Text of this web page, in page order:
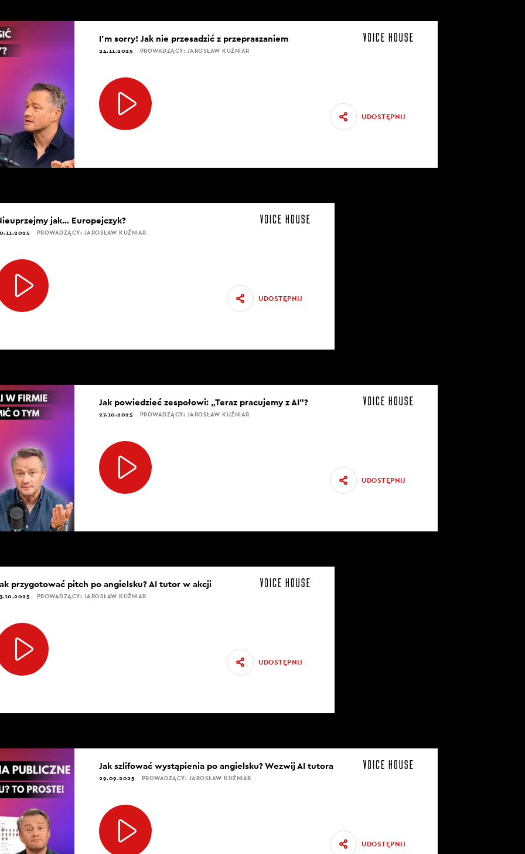
I’m sorry! Jak nie przesadzić z przepraszaniem
24.11.2025 PROWADZĄCY: JAROSŁAW KUŹNIAR
UDOSTĘPNIJ
jak… Europejczyk?
PROWADZĄCY: JAROSŁAW KUŹNIAR
UDOSTĘPNIJ
Jak powiedzieć zespołowi: „Teraz pracujemy z AI”?
27.10.2025 PROWADZĄCY: JAROSŁAW KUŹNIAR
UDOSTĘPNIJ
przygotować pitch po angielsku? AI tutor w akcji
PROWADZĄCY: JAROSŁAW KUŹNIAR
UDOSTĘPNIJ
Jak szlifować wystąpienia po angielsku? Wezwij AI tutora
29.09.2025 PROWADZĄCY: JAROSŁAW KUŹNIAR
UDOSTĘPNIJ